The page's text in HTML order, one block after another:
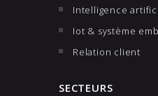
Intelligence
Iot & système
Relation client
SECTEURS